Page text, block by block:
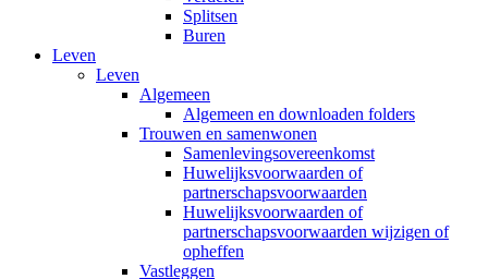
Splitsen
Buren
Leven
Leven
Algemeen
Algemeen en downloaden folders
Trouwen en samenwonen
Samenlevingsovereenkomst
Huwelijksvoorwaarden of
partnerschapsvoorwaarden
Huwelijksvoorwaarden of
partnerschapsvoorwaarden wijzigen of
opheffen
Vastleggen